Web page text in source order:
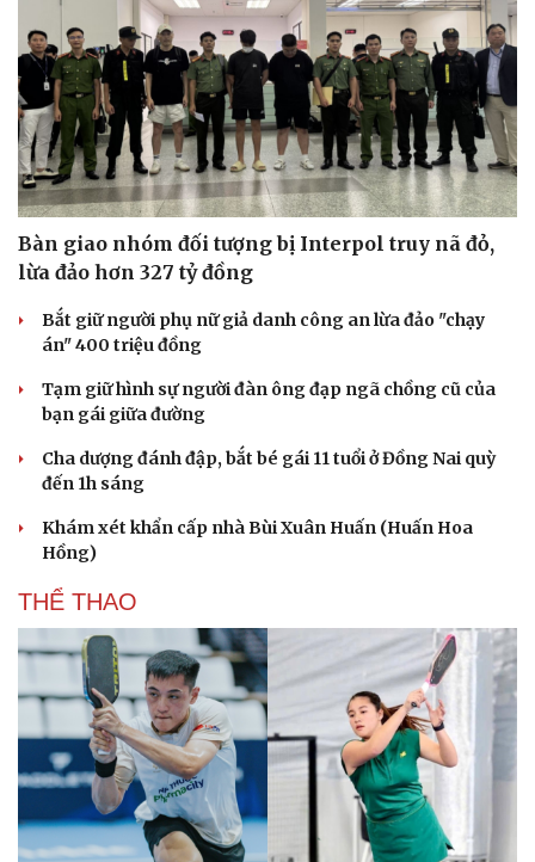
Bàn giao nhóm đối tượng bị Interpol truy nã đỏ,
lừa đảo hơn 327 tỷ đồng
Bắt giữ người phụ nữ giả danh công an lừa đảo "chạy
án" 400 triệu đồng
Tạm giữ hình sự người đàn ông đạp ngã chồng cũ của
bạn gái giữa đường
Cha dượng đánh đập, bắt bé gái 11 tuổi ở Đồng Nai quỳ
đến 1h sáng
Khám xét khẩn cấp nhà Bùi Xuân Huấn (Huấn Hoa
Hồng)
THỂ THAO